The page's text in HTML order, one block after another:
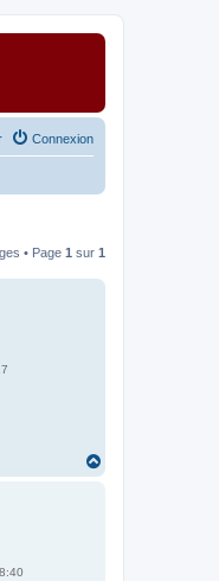
Connexion
• Page 1 sur 1